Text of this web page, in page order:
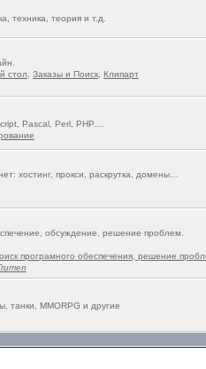
техника, теория и т.д.
стол Заказы и Поиск Клипарт
Pascal, Perl, PHP....
хостинг, прокси, раскрутка, домены…
обсуждение, решение проблем.
програмного обеспечения, решение
танки, MMORPG и другие